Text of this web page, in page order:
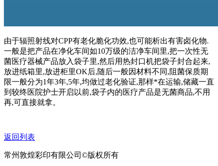
由于辐照射线对CPP有老化脆化功效,也可能析出有害卤化物.
一般是把产品在净化车间如10万级的洁净车间里,把一次性无
菌医疗器械产品放入袋子里,然后用热封口机把袋子封合起来,
放进纸箱里,放进柜里OK后,随后一般因材料不同,阻菌保质期
限一般分为1年3年,5年,均做过老化验证,那样*在运输,储藏一直
到较终医院护士开启以前,袋子内的医疗产品是无菌商品,不用
再,可直接就拿。
返回列表
常州敦煌彩印有限公司©版权所有